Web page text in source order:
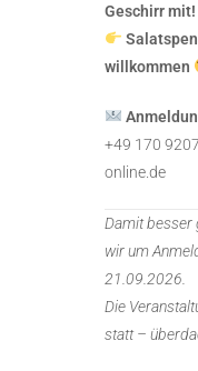
Geschirr mit!
willkommen
+49 170
online.de
Damit besser
wir um
21.09.2026.
Die
statt –